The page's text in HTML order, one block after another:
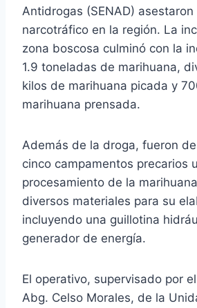
Antidrogas (SENAD)
narcotráfico en la región. La
zona boscosa culminó con la
1.9 toneladas de marihuana,
kilos de marihuana picada y
marihuana prensada.
Además de la droga, fueron
cinco campamentos precarios
procesamiento de la
diversos materiales para su
incluyendo una guillotina
generador de energía.
El operativo, supervisado por
Abg. Celso Morales, de la